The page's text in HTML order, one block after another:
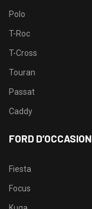
Polo
T-Roc
T-Cross
Touran
Passat
Caddy
FORD D’OCCASION
Fiesta
Focus